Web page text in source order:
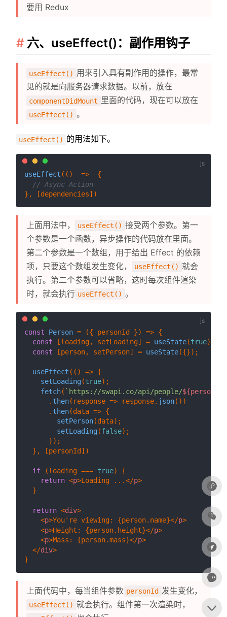
要用 Redux
六、useEffect()：副作用钩子
useEffect() 用来引入具有副作用的操作，最常
见的就是向服务器请求数据。以前，放在
componentDidMount 里面的代码，现在可以放在
useEffect() 。
useEffect() 的用法如下。
useEffect ( ()  =>
  {
// Async Action
上面用法中， useEffect() 接受两个参数。第一
个参数是一个函数，异步操作的代码放在里面。
第二个参数是一个数组，用于给出 Effect 的依赖
项，只要这个数组发生变化，
useEffect() 就会
执行。第二个参数可以省略，这时每次组件渲染
时，就会执行 useEffect() 。
const Person = ({ personId }) => {
const [loading, setLoading] = useState(true);
const [person, setPerson] = useState({});
useEffect ( () => {
setLoading (true);
fetch( `https://swapi.co/api/people/${personId}
      .
then( response => response. json())
      .
then(data => {
setPerson(data);
setLoading (false);
      });
  }, [personId])
if (loading === true) {
return <p>Loading ...</p>
  }
return <div>
<p>You're viewing: {person.name}</p>
<p>Height: {person.height}</p>
<p>Mass: {person.mass}</p>
</div>
上面代码中，每当组件参数 personId 发生变化，
useEffect() 就会执行。组件第一次渲染时，